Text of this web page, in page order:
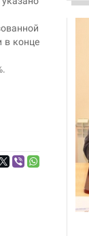
в конце